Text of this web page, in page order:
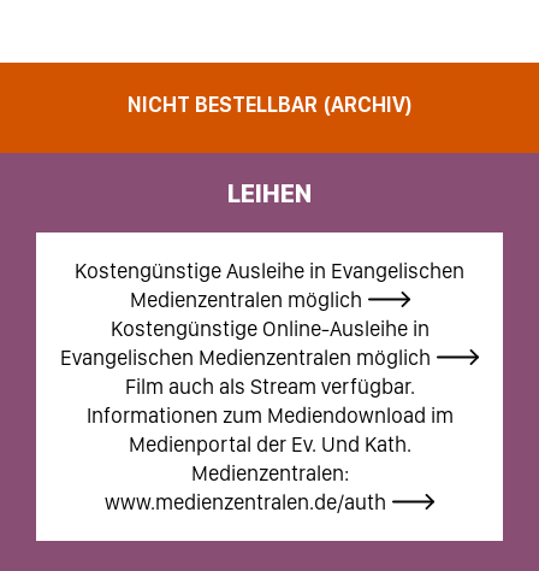
LEIHEN
Kostengünstige Ausleihe in Evangelischen
Medienzentralen möglich
Kostengünstige Online-Ausleihe in
Evangelischen Medienzentralen möglich
Film auch als Stream verfügbar.
Informationen zum Mediendownload im
Medienportal der Ev. Und Kath.
Medienzentralen:
www.medienzentralen.de/auth
NICHT BESTELLBAR (ARCHIV)